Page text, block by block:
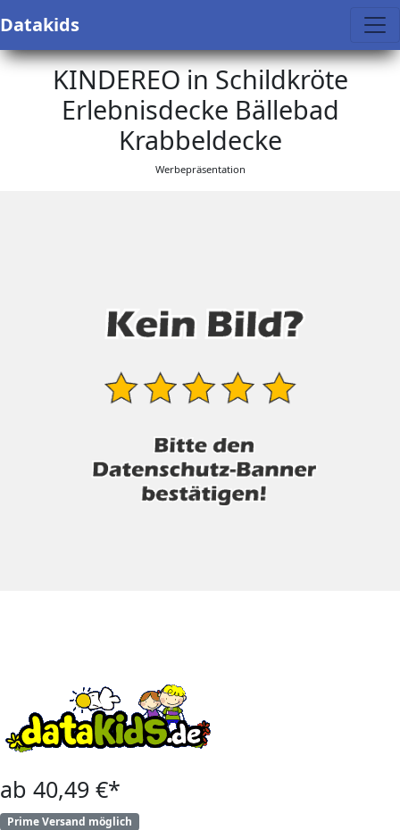
Datakids
KINDEREO in Schildkröte
Erlebnisdecke Bällebad
Krabbeldecke
Werbepräsentation
ab 40,49 €*
Prime Versand möglich